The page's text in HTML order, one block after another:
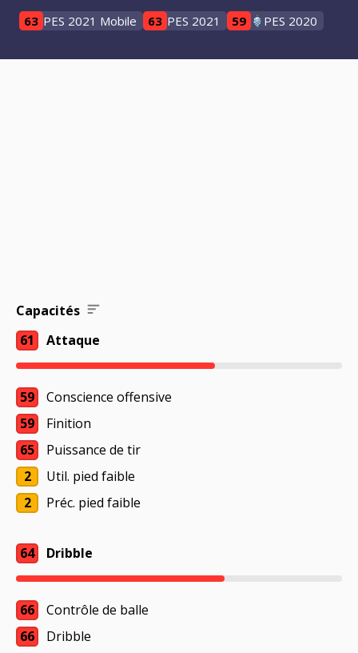
63 PES 2021 Mobile 63 PES 2021 59 PES 2020
Capacités
61
Attaque
59
Conscience offensive
59
Finition
65
Puissance de tir
2
Util. pied faible
2
Préc. pied faible
64 Dribble
66
Contrôle de balle
66
Dribble